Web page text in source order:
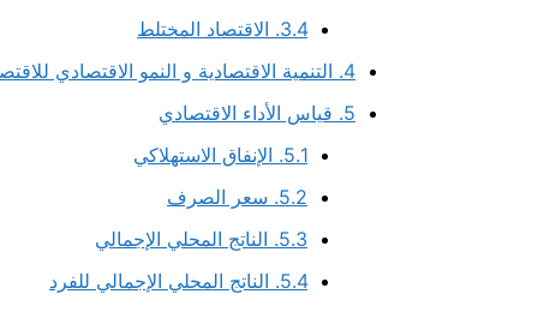
3.4. الاقتصاد المختلط
4. التنمية الاقتصادية و النمو الاقتصادي
5. قياس الأداء الاقتصادي
5.1. الإنفاق الاستهلاكي
5.2. سعر الصرف
5.3. الناتج المحلي الإجمالي
5.4. الناتج المحلي الإجمالي للفرد